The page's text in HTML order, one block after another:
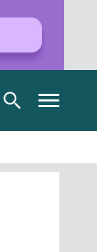
Toggle
navigation